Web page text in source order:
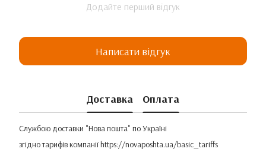
Додайте перший відгук
Написати відгук
Доставка Оплата
Службою доставки "Нова пошта" по Україні
згідно тарифів компаніїhttps://novaposhta.ua/basic_tariffs